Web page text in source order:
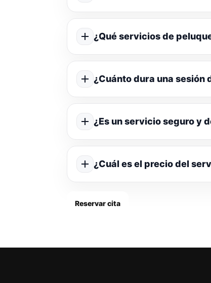
¿Qué servicios de
¿Cuánto dura una sesión
¿Es un servicio seguro y
¿Cuál es el precio del
Reservar cita